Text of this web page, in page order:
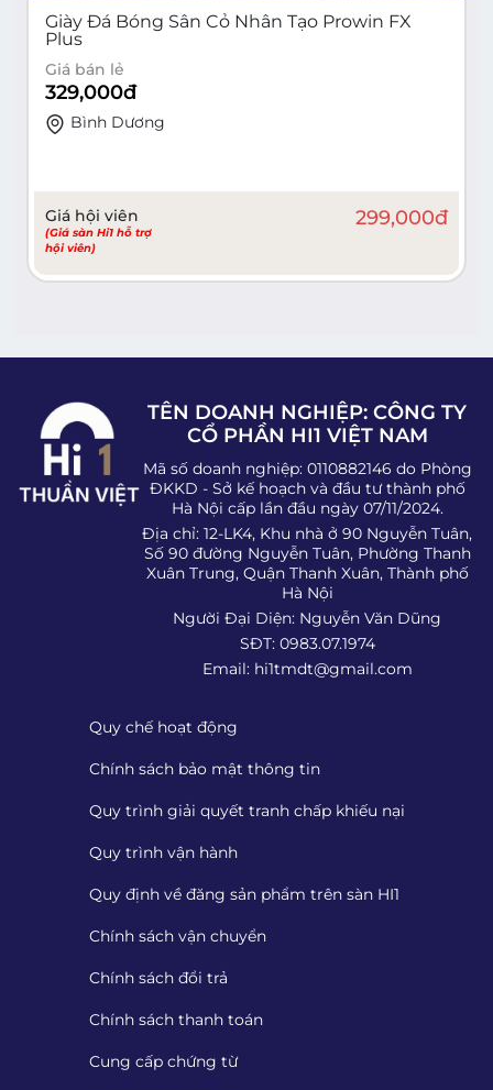
Giày Đá Bóng Sân Cỏ Nhân Tạo Prowin FX
Plus
Giá bán lẻ
329,000đ
Bình Dương
Giá hội viên
(Giá sàn Hi1 hỗ trợ
hội viên)
299,000đ
TÊN DOANH NGHIỆP: CÔNG TY
CỔ PHẦN HI1 VIỆT NAM
Mã số doanh nghiệp: 0110882146 do Phòng
ĐKKD - Sở kế hoạch và đầu tư thành phố
Hà Nội cấp lần đầu ngày 07/11/2024.
Địa chỉ: 12-LK4, Khu nhà ở 90 Nguyễn Tuân,
Số 90 đường Nguyễn Tuân, Phường Thanh
Xuân Trung, Quận Thanh Xuân, Thành phố
Hà Nội
Người Đại Diện: Nguyễn Văn Dũng
SĐT: 0983.07.1974
Email: hi1tmdt@gmail.com
Quy chế hoạt động
Chính sách bảo mật thông tin
Quy trình giải quyết tranh chấp khiếu nại
Quy trình vận hành
Quy định về đăng sản phẩm trên sàn HI1
Chính sách vận chuyển
Chính sách đổi trả
Chính sách thanh toán
Cung cấp chứng từ